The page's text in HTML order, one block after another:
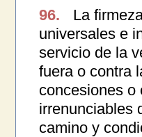
96.
La
universales e
servicio de la
fuera o contra
concesiones
irrenunciables
camino y